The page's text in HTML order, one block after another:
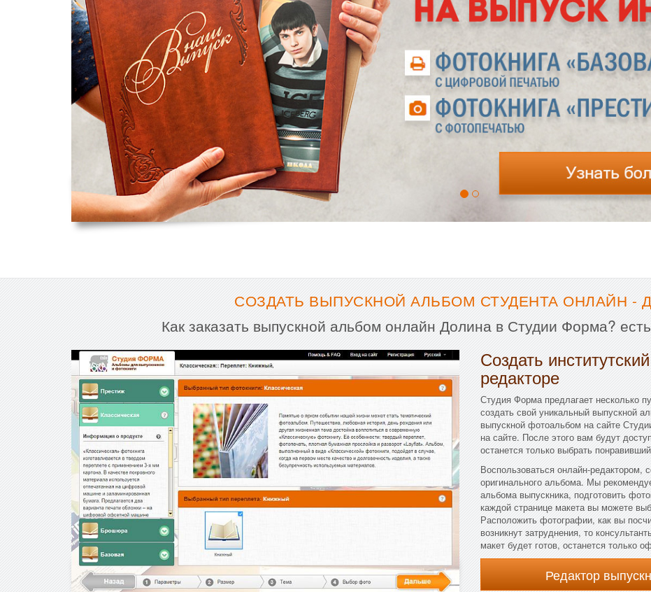
СОЗДАТЬ ВЫПУСКНОЙ АЛЬБОМ СТУДЕНТА ОНЛАЙН -
Как заказать выпускной альбом онлайн Долина в Студии Форма?
Создать
редакторе
Студия Форма предлагает несколько
создать свой уникальный выпускной
выпускной фотоальбом на сайте
на сайте. После этого вам будут
останется только выбрать
Воспользоваться онлайн-редактором,
оригинального альбома. Мы
альбома выпускника, подготовить
каждой странице макета вы можете
Расположить фотографии, как вы
возникнут затруднения, то
макет будет готов, останется только
Редактор